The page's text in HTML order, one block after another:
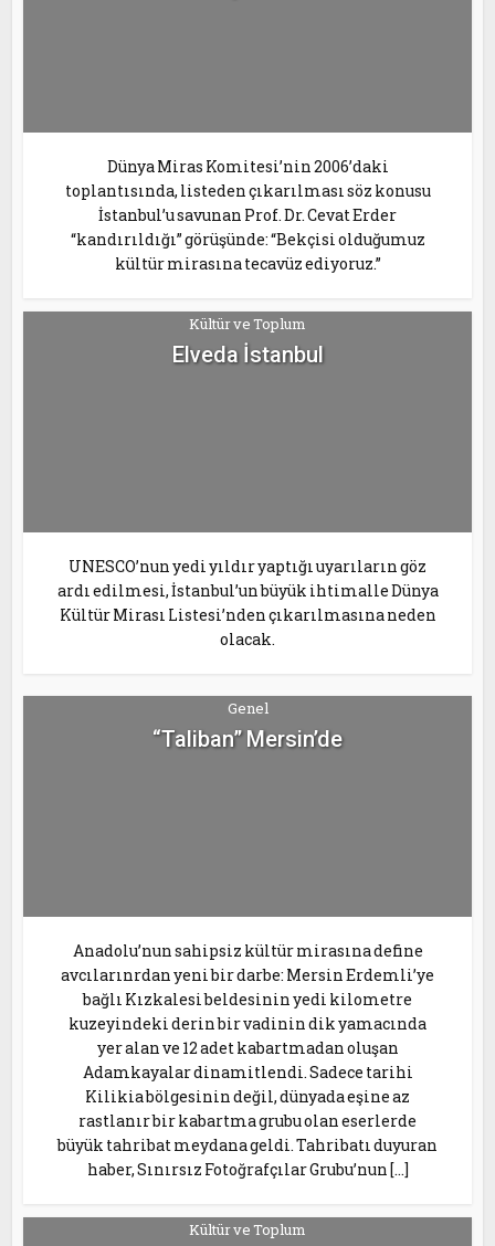
Dünya Miras Komitesi’nin 2006’daki
toplantısında, listeden çıkarılması söz konusu
İstanbul’u savunan Prof. Dr. Cevat Erder
“kandırıldığı” görüşünde: “Bekçisi olduğumuz
kültür mirasına tecavüz ediyoruz.”
Kültür ve Toplum
Elveda İstanbul
UNESCO’nun yedi yıldır yaptığı uyarıların göz
ardı edilmesi, İstanbul’un büyük ihtimalle Dünya
Kültür Mirası Listesi’nden çıkarılmasına neden
olacak.
Genel
“Taliban” Mersin’de
Anadolu’nun sahipsiz kültür mirasına define
avcılarınrdan yeni bir darbe: Mersin Erdemli’ye
bağlı Kızkalesi beldesinin yedi kilometre
kuzeyindeki derin bir vadinin dik yamacında
yer alan ve 12 adet kabartmadan oluşan
Adamkayalar dinamitlendi. Sadece tarihi
Kilikia bölgesinin değil, dünyada eşine az
rastlanır bir kabartma grubu olan eserlerde
büyük tahribat meydana geldi. Tahribatı duyuran
haber, Sınırsız Fotoğrafçılar Grubu’nun […]
Kültür ve Toplum